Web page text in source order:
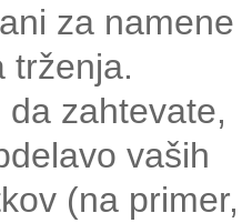
za namene
trženja.
zahtevate,
vaših
(na primer,